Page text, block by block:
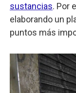
sustancias. Por
elaborando un
puntos más